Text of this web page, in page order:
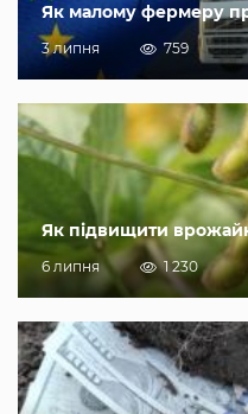
Як малому фермеру
3 липня 759
Як підвищити
6 липня 1 230